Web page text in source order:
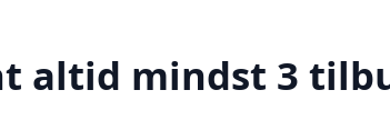
altid mindst 3